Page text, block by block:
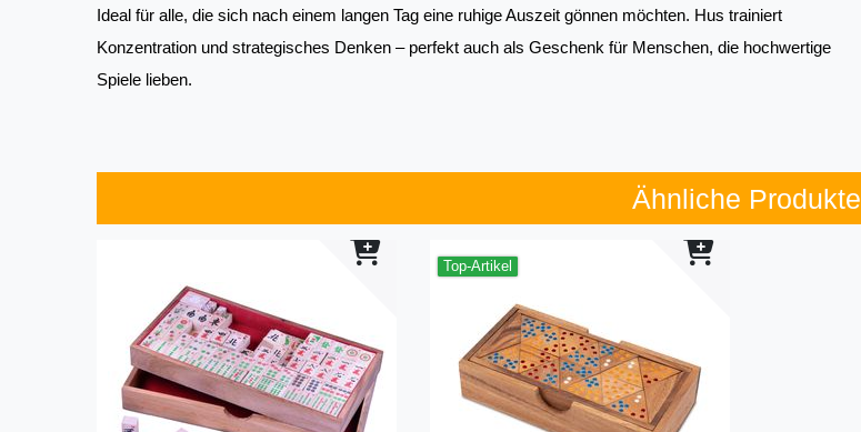
Ideal für alle, die sich nach einem langen Tag eine ruhige Auszeit gönnen möchten. Hus trainiert
Konzentration und strategisches Denken – perfekt auch als Geschenk für Menschen, die hochwertige
Spiele lieben.
Ähnliche Produkte
Top-Artikel